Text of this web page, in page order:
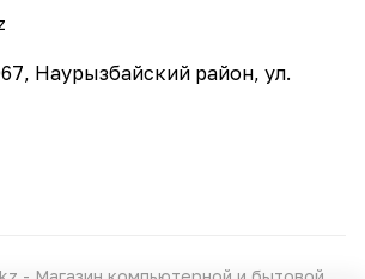
Наурызбайский район, ул.